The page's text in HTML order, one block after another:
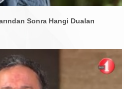
Sonra Hangi Duaları